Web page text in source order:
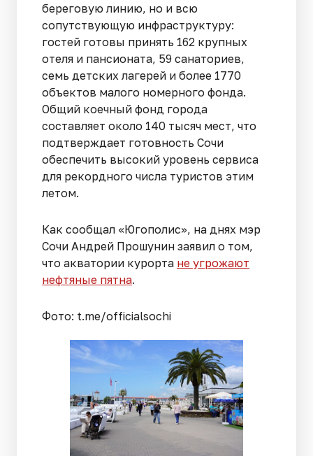
береговую линию, но и всю
сопутствующую инфраструктуру:
гостей готовы принять 162 крупных
отеля и пансионата, 59 санаториев,
семь детских лагерей и более 1770
объектов малого номерного фонда.
Общий коечный фонд города
составляет около 140 тысяч мест, что
подтверждает готовность Сочи
обеспечить высокий уровень сервиса
для рекордного числа туристов этим
летом.
Как сообщал «Югополис», на днях мэр
Сочи Андрей Прошунин заявил о том,
что акватории курорта не угрожают
нефтяные пятна.
Фото: t.me/officialsochi